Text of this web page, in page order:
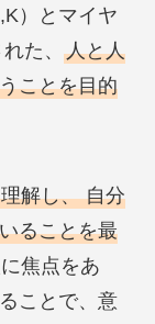
）とマイヤ
た、 人と人
ことを目的
解し、 自分
ることを最
焦点をあ
ことで、意